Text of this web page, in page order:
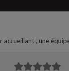
, une